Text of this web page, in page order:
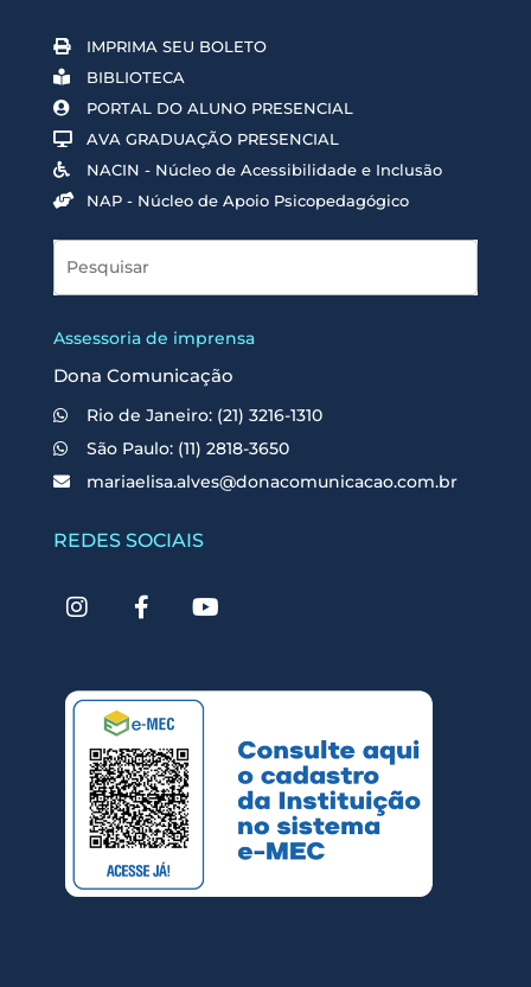
IMPRIMA SEU BOLETO
BIBLIOTECA
PORTAL DO ALUNO PRESENCIAL
AVA GRADUAÇÃO PRESENCIAL
NACIN - Núcleo de Acessibilidade e Inclusão
NAP - Núcleo de Apoio Psicopedagógico
Assessoria de imprensa
Dona Comunicação
Rio de Janeiro: (21) 3216-1310
São Paulo: (11) 2818-3650
mariaelisa.alves@donacomunicacao.com.br
REDES SOCIAIS